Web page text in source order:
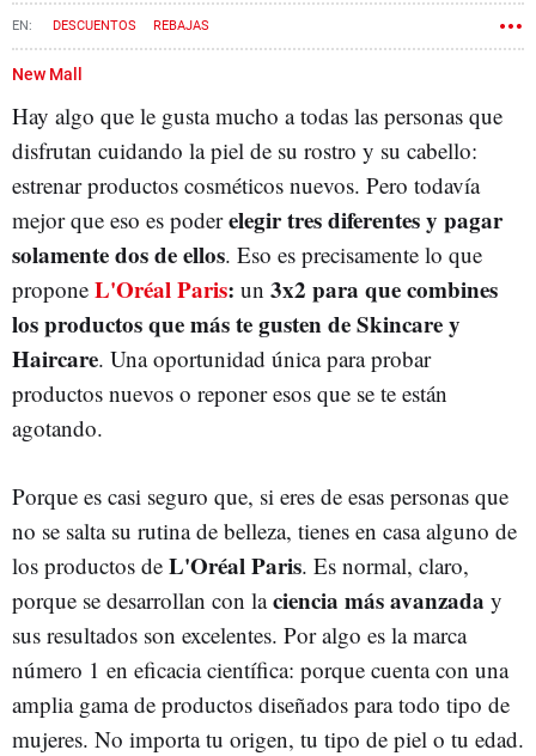
DESCUENTOS REBAJAS
New Mall
Hay algo que le gusta mucho a todas las personas que
disfrutan cuidando la piel de su rostro y su cabello:
estrenar productos cosméticos nuevos. Pero todavía
mejor que eso es poderelegir tres diferentes y pagar
solamente dos de ellos. Eso es precisamente lo que
propone L'Oréal Paris: un 3x2 para que combines
los productos que más te gusten de Skincare y
Haircare. Una oportunidad única para probar
productos nuevos o reponer esos que se te están
agotando.
Porque es casi seguro que, si eres de esas personas que
no se salta su rutina de belleza, tienes en casa alguno de
los productos de L'Oréal Paris. Es normal, claro,
porque se desarrollan con laciencia más avanzada y
sus resultados son excelentes. Por algo es la marca
número 1 en eficacia científica: porque cuenta con una
amplia gama de productos diseñados para todo tipo de
mujeres. No importa tu origen, tu tipo de piel o tu edad.